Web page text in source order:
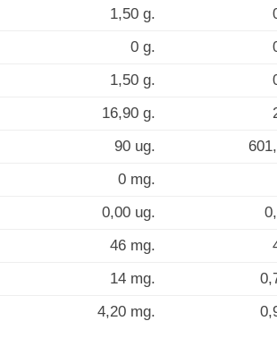
1,50 g.
0 g.
1,50 g.
16,90 g.
90 ug.
0 mg.
0,00 ug.
46 mg.
14 mg.
4,20 mg.